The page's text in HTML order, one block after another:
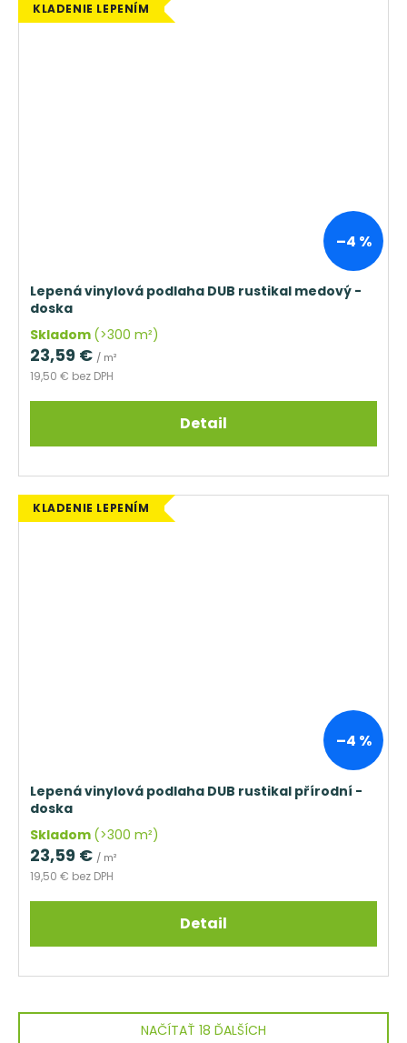
KLADENIE LEPENÍM
–4 %
Lepená vinylová podlaha DUB rustikal medový -
doska
Skladom (>300 m²)
19,50 € bez DPH
23,59 € / m²
Detail
KLADENIE LEPENÍM
–4 %
Lepená vinylová podlaha DUB rustikal přírodní -
doska
Skladom (>300 m²)
19,50 € bez DPH
23,59 € / m²
Detail
NAČÍTAŤ 18 ĎALŠÍCH